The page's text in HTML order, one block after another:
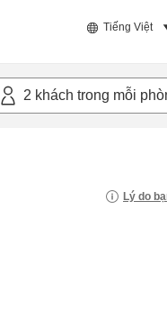
Tiếng Việt
2 khách trong mỗi
Lý do